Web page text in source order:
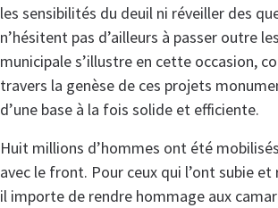
les sensibilités du deuil ni réveiller des
n’hésitent pas d’ailleurs à passer outre
municipale s’illustre en cette occasion,
travers la genèse de ces projets
d’une base à la fois solide et efficiente.
Huit millions d’hommes ont été
avec le front. Pour ceux qui l’ont subie
il importe de rendre hommage aux